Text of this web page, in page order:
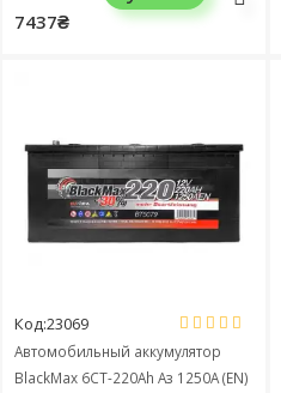
7437₴
Код:23069
Автомобильный аккумулятор
BlackMax 6СТ-220Ah Аз 1250A (EN)